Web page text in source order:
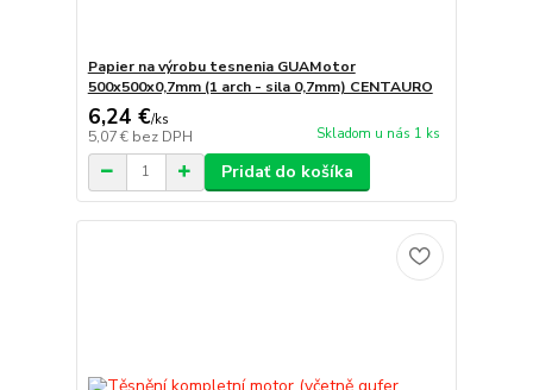
Papier na výrobu tesnenia GUAMotor
500x500x0,7mm (1 arch - sila 0,7mm) CENTAURO
6,24 €/ks
5,07 € bez DPH Skladom u nás 1 ks
Pridať do košíka